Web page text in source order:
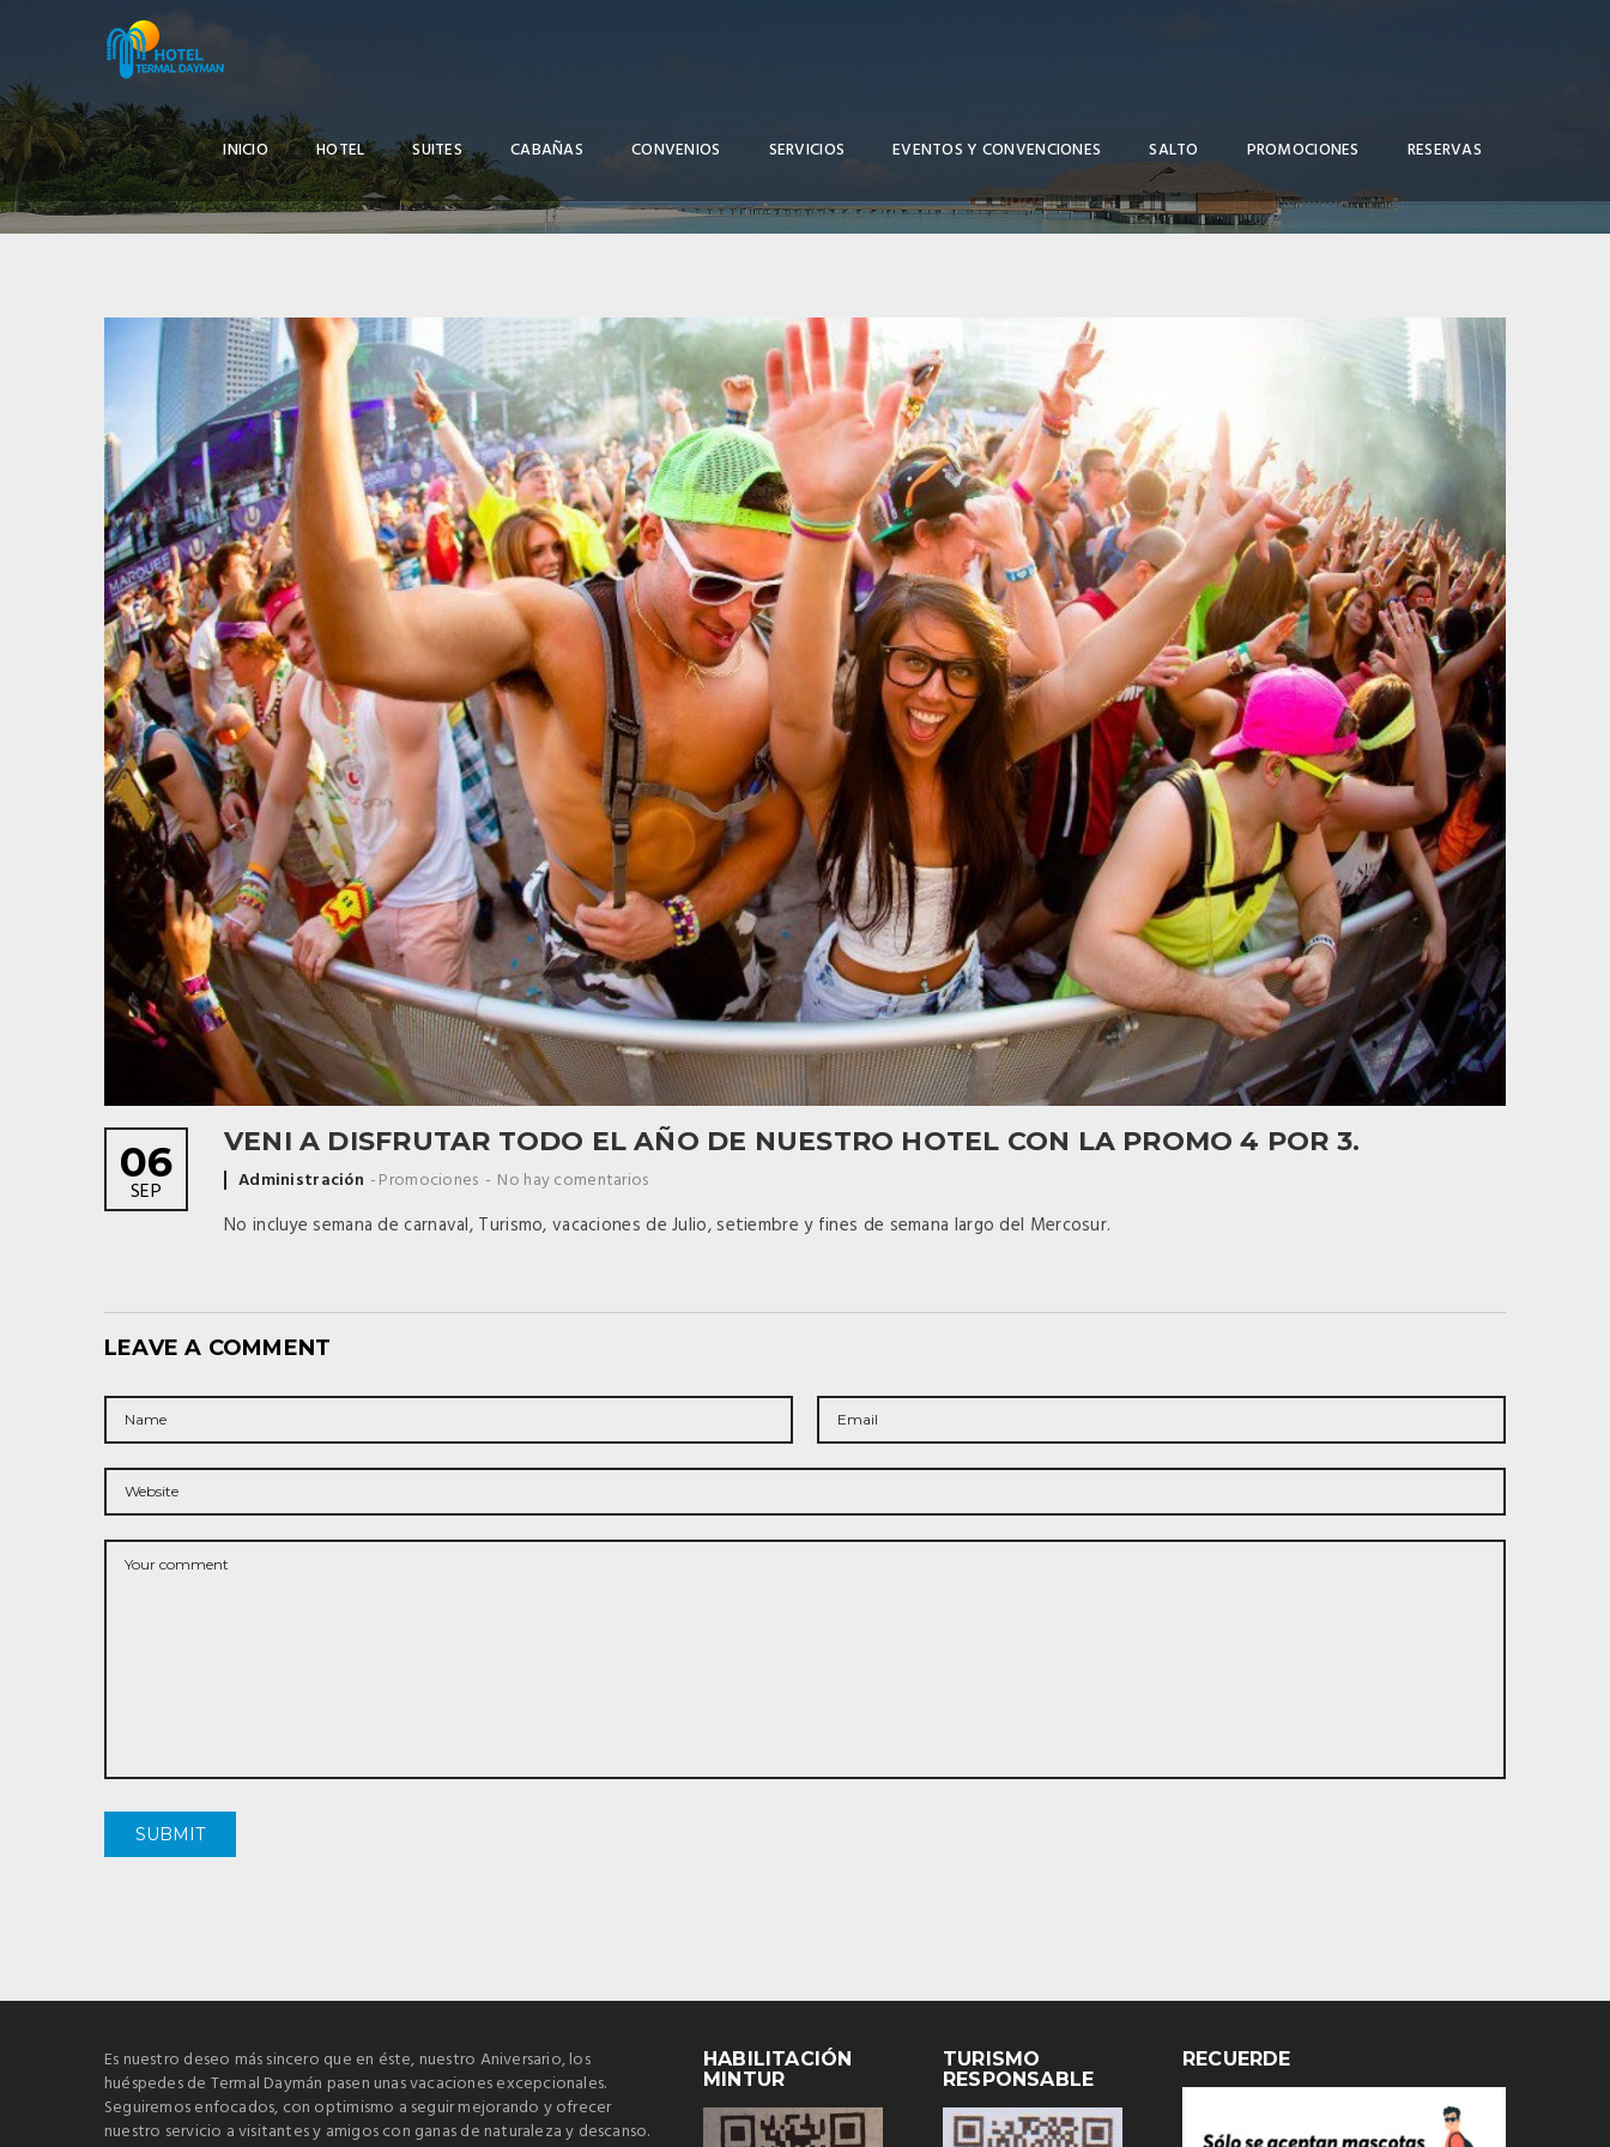
INICIO HOTEL SUITES CABAÑAS CONVENIOS SERVICIOS EVENTOS Y CONVENCIONES SALTO PROMOCIONES RESERVAS
VENI A DISFRUTAR TODO EL AÑO DE NUESTRO HOTEL CON LA PROMO 4 POR 3.
06
SEP
Posted
Administración Promociones No hay comentarios
No incluye semana de carnaval, Turismo, vacaciones de Julio, setiembre y fines de semana largo del Mercosur.
LEAVE A COMMENT
Es nuestro deseo más sincero que en éste, nuestro Aniversario, los
huéspedes de Termal Daymán pasen unas vacaciones excepcionales.
Seguiremos enfocados, con optimismo a seguir mejorando y ofrecer
nuestro servicio a visitantes y amigos con ganas de naturaleza y descanso.
HABILITACIÓN
MINTUR
TURISMO
RESPONSABLE
RECUERDE